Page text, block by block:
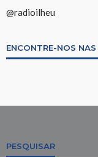
@radioilheu
ENCONTRE-NOS
PESQUISAR